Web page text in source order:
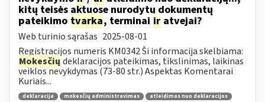
kitų teisės aktuose nurodytų dokumentų
pateikimo tvarka, terminai ir atvejai?
Web turinio sąrašas 2025-08-01
Registracijos numeris KM0342 Ši informacija skelbiama:
Mokesčių deklaracijos pateikimas, tikslinimas, laikinas
veiklos nevykdymas (73-80 str.) Aspektas Komentarai
Kuriais...
deklaracija mokesčių administravimas
atleidimas nuo deklaracijos